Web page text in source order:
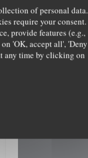
of personal data.
require your consent.
provide features (e.g.,
'OK, accept all', 'Deny
any time by clicking on